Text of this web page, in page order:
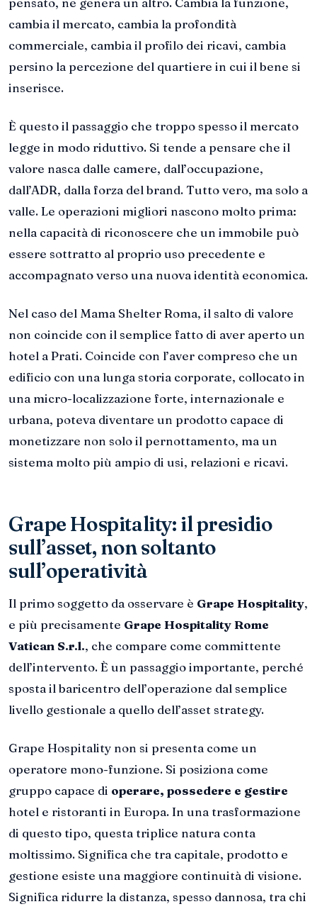
cambia il mercato, cambia la profondità
commerciale, cambia il profilo dei ricavi, cambia
persino la percezione del quartiere in cui il bene si
inserisce.
È questo il passaggio che troppo spesso il mercato
legge in modo riduttivo. Si tende a pensare che il
valore nasca dalle camere, dall’occupazione,
dall’ADR, dalla forza del brand. Tutto vero, ma solo a
valle. Le operazioni migliori nascono molto prima:
nella capacità di riconoscere che un immobile può
essere sottratto al proprio uso precedente e
accompagnato verso una nuova identità economica.
Nel caso del Mama Shelter Roma, il salto di valore
non coincide con il semplice fatto di aver aperto un
hotel a Prati. Coincide con l’aver compreso che un
edificio con una lunga storia corporate, collocato in
una micro-localizzazione forte, internazionale e
urbana, poteva diventare un prodotto capace di
monetizzare non solo il pernottamento, ma un
sistema molto più ampio di usi, relazioni e ricavi.
Grape Hospitality: il presidio
sull’asset, non soltanto
sull’operatività
Il primo soggetto da osservare è Grape Hospitality,
e più precisamente Grape Hospitality Rome
Vatican S.r.l., che compare come committente
dell’intervento. È un passaggio importante, perché
sposta il baricentro dell’operazione dal semplice
livello gestionale a quello dell’asset strategy.
Grape Hospitality non si presenta come un
operatore mono-funzione. Si posiziona come
gruppo capace di operare, possedere e gestire
hotel e ristoranti in Europa. In una trasformazione
di questo tipo, questa triplice natura conta
moltissimo. Significa che tra capitale, prodotto e
gestione esiste una maggiore continuità di visione.
Significa ridurre la distanza, spesso dannosa, tra chi